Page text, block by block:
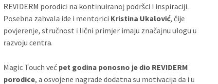
REVIDERM porodici na kontinuiranoj podršci i inspiraciji.
Posebna zahvala ide i mentorici Kristina Ukalović, čije
povjerenje, stručnost i lični primjer imaju značajnu ulogu u
razvoju centra.
Magic Touch već pet godina ponosno je dio REVIDERM
porodice, a osvojene nagrade dodatna su motivacija da i u